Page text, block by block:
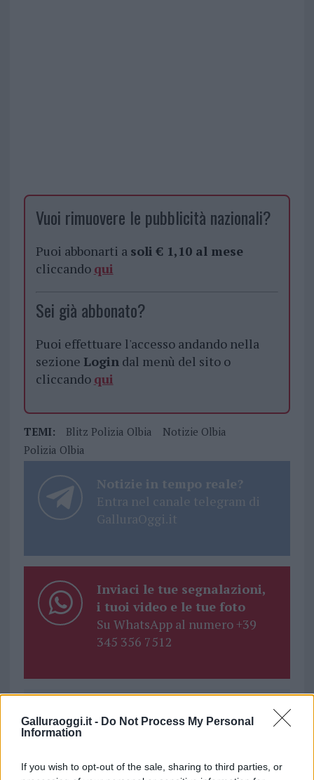
Galluraoggi.it - Do Not Process My Personal
Information
If you wish to opt-out of the sale, sharing to third parties, or
Vuoi rimuovere le pubblicità nazionali?
Puoi abbonarti a soli € 1,10 al mese
cliccando qui
Sei già abbonato?
Puoi effettuare l'accesso andando nella
sezione Logindal menù del sito o
cliccando qui
TEMI: Blitz Polizia Olbia
Notizie Olbia
Polizia Olbia
Notizie in tempo reale?
Entra nel canale telegram di
GalluraOggi.it
Inviaci le tue segnalazioni,
i tuoi video e le tue foto
Su WhatsApp al numero +39
345 356 7512
Ricevi le nostre ultime news
daGoogle News